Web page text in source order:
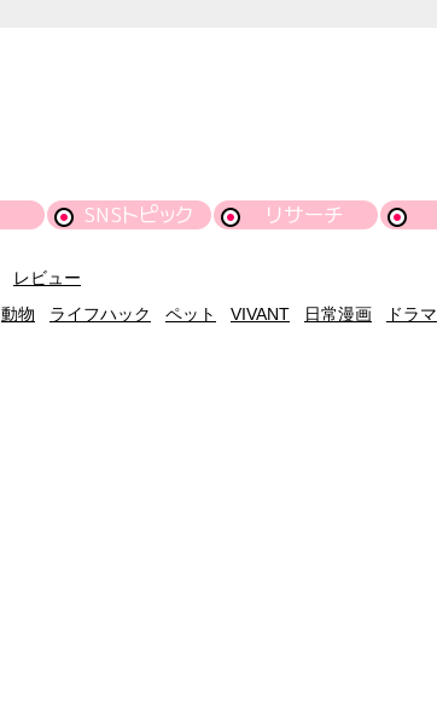
SNSトピック リサーチ
レビュー
動物 ライフハック ペット VIVANT 日常漫画 ドラマ